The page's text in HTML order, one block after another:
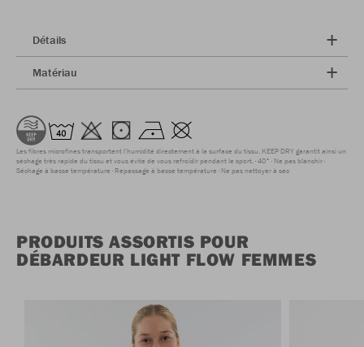
Détails
Matériau
Les fibres microfines transportent l'humidité directement à la surface du tissu. KEEP DRY garantit ainsi un
séchage très rapide du tissu et vous évite de vous refroidir pendant le sport. 40° Ne pas blanchir
Séchage à basse température Repassage à basse température Ne pas nettoyer à sec
PRODUITS ASSORTIS POUR
DÉBARDEUR LIGHT FLOW FEMMES